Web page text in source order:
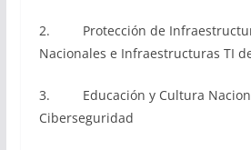
2. Protección de
Nacionales e Infraestructuras TI
3. Educación y Cultura
Ciberseguridad